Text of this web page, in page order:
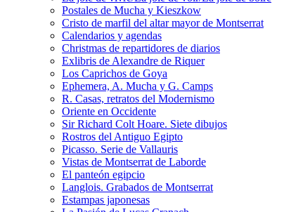
Postales de Mucha y Kieszkow
Cristo de marfil del altar mayor de Montserrat
Calendarios y agendas
Christmas de repartidores de diarios
Exlibris de Alexandre de Riquer
Los Caprichos de Goya
Ephemera, A. Mucha y G. Camps
R. Casas, retratos del Modernismo
Oriente en Occidente
Sir Richard Colt Hoare. Siete dibujos
Rostros del Antiguo Egipto
Picasso. Serie de Vallauris
Vistas de Montserrat de Laborde
El panteón egipcio
Langlois. Grabados de Montserrat
Estampas japonesas